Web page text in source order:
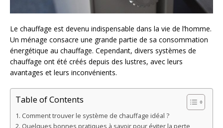
Le chauffage est devenu indispensable dans la vie de l’homme.
Un ménage consacre une grande partie de sa consommation
énergétique au chauffage. Cependant, divers systèmes de
chauffage ont été créés depuis des lustres, avec leurs
avantages et leurs inconvénients.
Table of Contents
Comment trouver le système de chauffage idéal ?